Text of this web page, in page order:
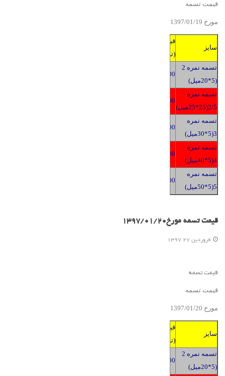
قیمت تسمه
مورخ 139 7/01/19
سایز
قیمت
(تومان)
تسمه نمره 2
(5*20میل)
2400
تسمه نمره
2/5(25*25میل)
2400
تسمه نمره
3(5*30میل)
2400
تسمه نمره
4(5*40میل)
2400
تسمه نمره
5(5*50میل)
2400
قیمت تسمه مورخ1397/01/20
فروردين 27 1397
قیمت تسمه
قیمت تسمه
مورخ 139 7/01/20
سایز
قیمت
(تومان)
تسمه نمره 2
(5*20میل)
2400